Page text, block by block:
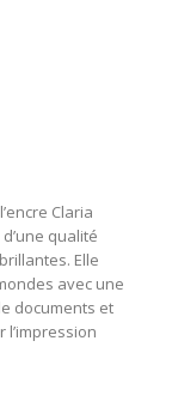
Claria
qualité
Elle
avec une
documents et